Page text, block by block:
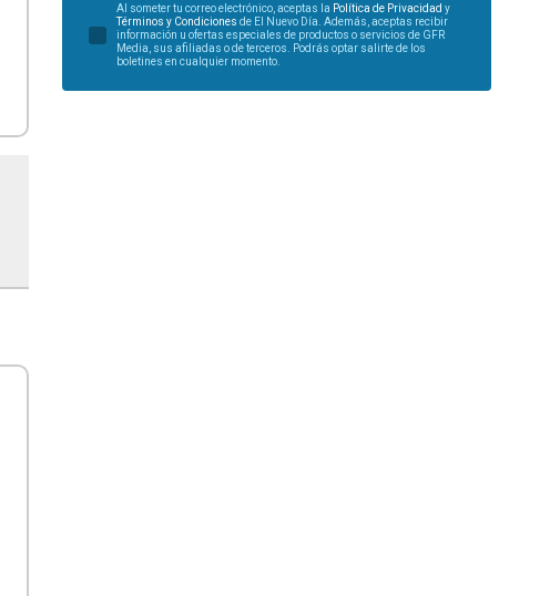
Al someter tu correo electrónico, aceptas la Política de Privacidad y
Términos y Condiciones de El Nuevo Día. Además, aceptas recibir
información u ofertas especiales de productos o servicios de GFR
Media, sus afiliadas o de terceros. Podrás optar salirte de los
boletines en cualquier momento.